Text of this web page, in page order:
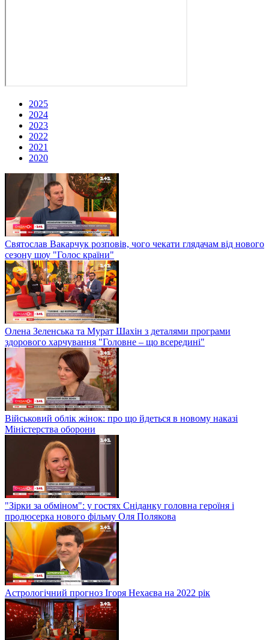
2025
2024
2023
2022
2021
2020
Святослав Вакарчук розповів, чого чекати глядачам від нового
сезону шоу "Голос країни"
Олена Зеленська та Мурат Шахін з деталями програми
здорового харчування "Головне – що всередині"
Військовий облік жінок: про що йдеться в новому наказі
Міністерства оборони
"Зірки за обміном": у гостях Сніданку головна героїня і
продюсерка нового фільму Оля Полякова
Астрологічний прогноз Ігоря Нехаєва на 2022 рік